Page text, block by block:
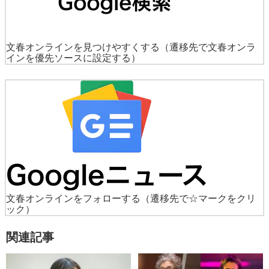
文春オンラインを見つけやすくする
（遷移先で文春オンラ
インを優先ソースに設定する）
文春オンラインをフォローする
（遷移先で☆マークをクリ
ック）
関連記事